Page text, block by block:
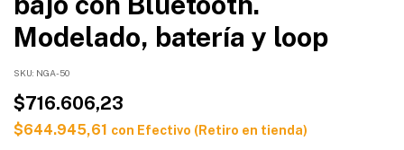
Modelado, batería y loop
SKU: NGA-50
$716.606,23
$644.945,61 con Efectivo (Retiro en tienda)